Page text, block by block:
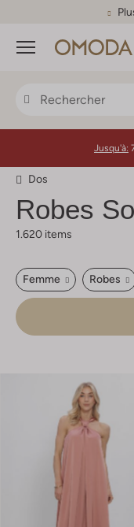
Menu
Jusqu'à:
Dos
Robes
1.620 items
Femme Robes